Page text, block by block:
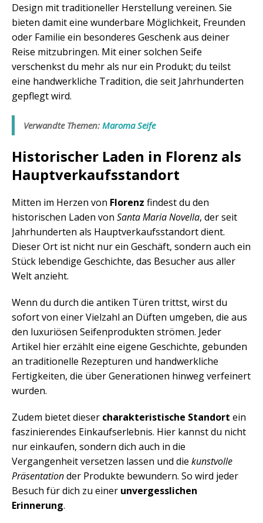
Design mit traditioneller Herstellung vereinen. Sie
bieten damit eine wunderbare Möglichkeit, Freunden
oder Familie ein besonderes Geschenk aus deiner
Reise mitzubringen. Mit einer solchen Seife
verschenkst du mehr als nur ein Produkt; du teilst
eine handwerkliche Tradition, die seit Jahrhunderten
gepflegt wird.
Verwandte Themen: Maroma Seife
Historischer Laden in Florenz als
Hauptverkaufsstandort
Mitten im Herzen von Florenz findest du den
historischen Laden von Santa Maria Novella, der seit
Jahrhunderten als Hauptverkaufsstandort dient.
Dieser Ort ist nicht nur ein Geschäft, sondern auch ein
Stück lebendige Geschichte, das Besucher aus aller
Welt anzieht.
Wenn du durch die antiken Türen trittst, wirst du
sofort von einer Vielzahl an Düften umgeben, die aus
den luxuriösen Seifenprodukten strömen. Jeder
Artikel hier erzählt eine eigene Geschichte, gebunden
an traditionelle Rezepturen und handwerkliche
Fertigkeiten, die über Generationen hinweg verfeinert
wurden.
Zudem bietet dieser charakteristische Standort ein
faszinierendes Einkaufserlebnis. Hier kannst du nicht
nur einkaufen, sondern dich auch in die
Vergangenheit versetzen lassen und die kunstvolle
Präsentationder Produkte bewundern. So wird jeder
Besuch für dich zu einer unvergesslichen
Erinnerung.